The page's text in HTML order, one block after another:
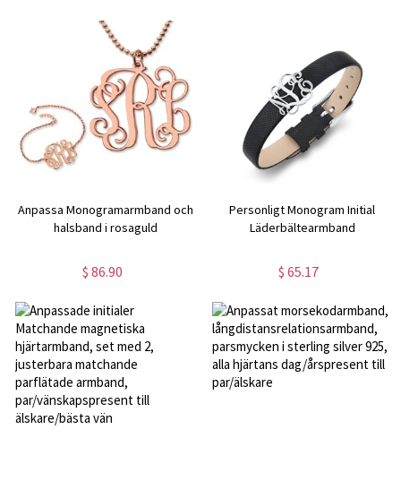
Anpassa Monogramarmband och
halsband i rosaguld
$ 86.90
Personligt Monogram Initial
Läderbältearmband
$ 65.17